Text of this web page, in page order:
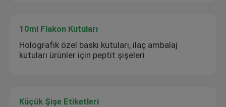
10ml Flakon Kutuları
Holografik özel baskı kutuları, ilaç ambalaj
kutuları ürünler için peptit şişeleri
Küçük Şişe Etiketleri